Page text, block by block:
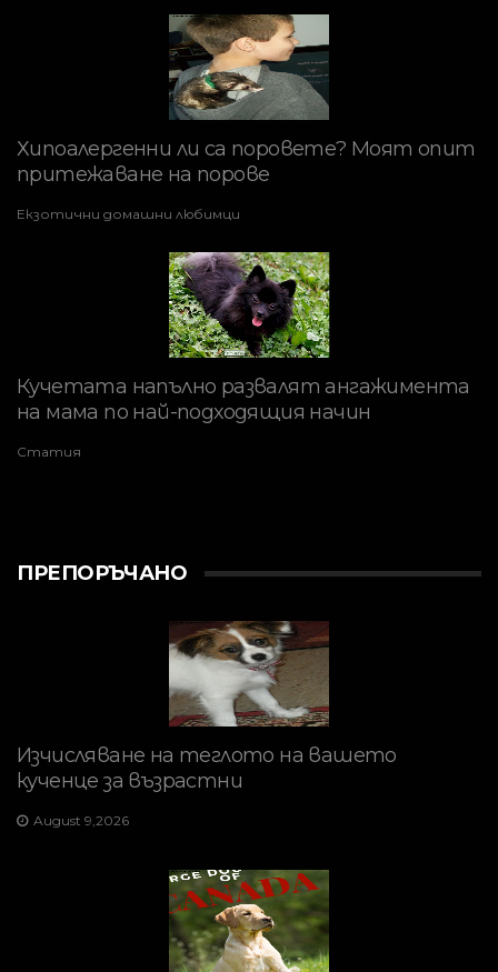
Хипоалергенни ли са поровете? Моят опит
притежаване на порове
Екзотични домашни любимци
Кучетата напълно развалят ангажимента
на мама по най-подходящия начин
Статия
ПРЕПОРЪЧАНО
Изчисляване на теглото на вашето
кученце за възрастни
August 9,2026